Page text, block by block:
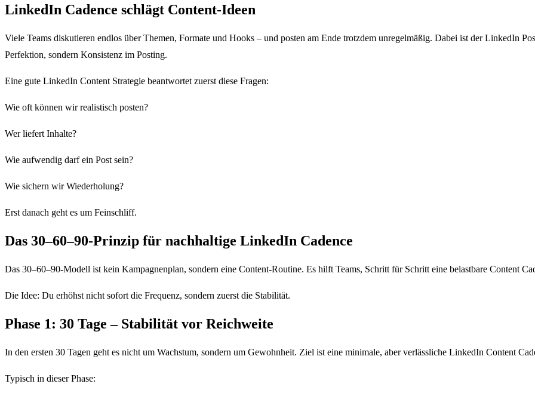
LinkedIn Cadence schlägt Content-Ideen
Viele Teams diskutieren endlos über Themen, Formate und Hooks – und posten am Ende trotzdem unregelmäßig. Dabei ist der LinkedIn
Perfektion, sondern Konsistenz im Posting.
Eine gute LinkedIn Content Strategie beantwortet zuerst diese Fragen:
Wie oft können wir realistisch posten?
Wer liefert Inhalte?
Wie aufwendig darf ein Post sein?
Wie sichern wir Wiederholung?
Erst danach geht es um Feinschliff.
Das 30–60–90-Prinzip für nachhaltige LinkedIn Cadence
Das 30–60–90-Modell ist kein Kampagnenplan, sondern eine Content-Routine. Es hilft Teams, Schritt für Schritt eine belastbare Content
Die Idee: Du erhöhst nicht sofort die Frequenz, sondern zuerst die Stabilität.
Phase 1: 30 Tage – Stabilität vor Reichweite
In den ersten 30 Tagen geht es nicht um Wachstum, sondern um Gewohnheit. Ziel ist eine minimale, aber verlässliche LinkedIn Content
Typisch in dieser Phase: